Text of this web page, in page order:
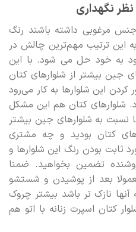
نگهداری
مرغوبی داشته باشند رنگ
این ترتیب مهم‌ترین چالش در
به خود حل می شود. با این
جین بیشتر از شلوارهای کتان
این شلوارها به کار می‌رود
شلوارهای کتان هم این مشکل
نسبت به شلوارهای جین بیشتر
کتان بودید و چه مشتری
ثابت بودن رنگ این شلوارها و
تضمین بخواهید. ضمنا
بعد از پوشیدن و شستشو
نازک تر باشد بیشتر چروک
کتان اسپرت زنانه با اتو هم